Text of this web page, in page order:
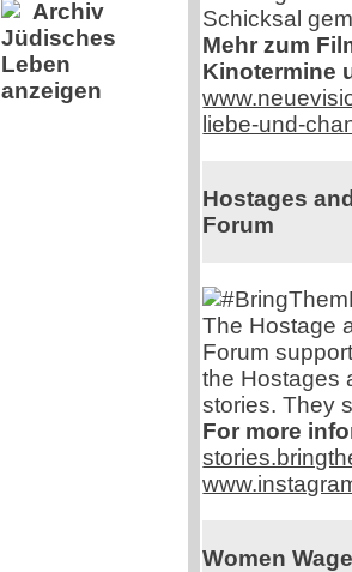
Archiv
Jüdisches
Leben
anzeigen
Schicksal
Mehr zum
Kinotermine
liebe-und-
Hostages
Forum
The Hostage
Forum
the Hostages
stories. They
For more
Women